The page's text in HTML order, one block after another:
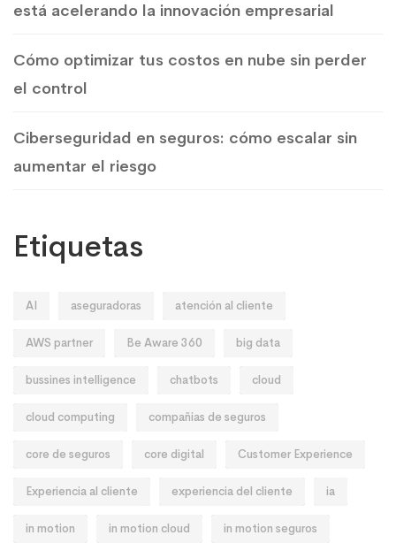
está acelerando la innovación empresarial
Cómo optimizar tus costos en nube sin perder
el control
Ciberseguridad en seguros: cómo escalar sin
aumentar el riesgo
Etiquetas
AI aseguradoras atención al cliente
AWS partner Be Aware 360 big data
bussines intelligence chatbots cloud
cloud computing compañias de seguros
core de seguros core digital Customer Experience
Experiencia al cliente experiencia del cliente ia
in motion in motion cloud in motion seguros